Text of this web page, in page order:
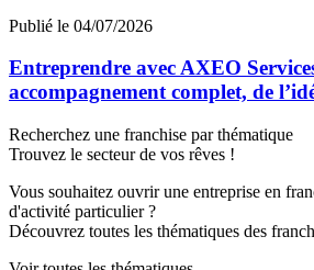
Publié le 04/07/2026
Entreprendre avec AXEO
accompagnement complet, de
Recherchez une franchise par thématique
Trouvez le secteur de vos rêves !
Vous souhaitez ouvrir une entreprise en
d'activité particulier ?
Découvrez toutes les thématiques des